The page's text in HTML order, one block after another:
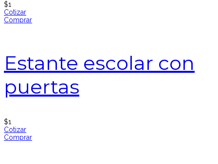
$1
Cotizar
Comprar
Estante escolar con
puertas
$1
Cotizar
Comprar